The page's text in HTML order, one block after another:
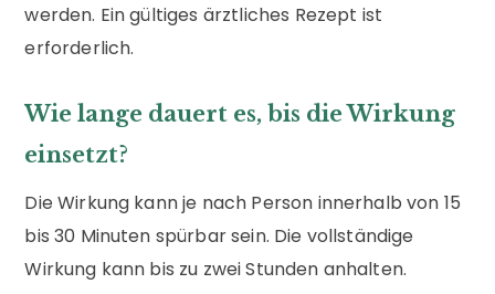
werden. Ein gültiges ärztliches Rezept ist
erforderlich.
Wie lange dauert es, bis die Wirkung
einsetzt?
Die Wirkung kann je nach Person innerhalb von 15
bis 30 Minuten spürbar sein. Die vollständige
Wirkung kann bis zu zwei Stunden anhalten.